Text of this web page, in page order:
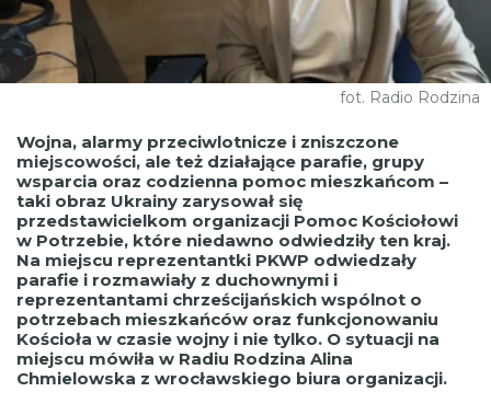
fot. Radio Rodzina
Wojna, alarmy przeciwlotnicze i zniszczone
miejscowości, ale też działające parafie, grupy
wsparcia oraz codzienna pomoc mieszkańcom –
taki obraz Ukrainy zarysował się
przedstawicielkom organizacji Pomoc Kościołowi
w Potrzebie, które niedawno odwiedziły ten kraj.
Na miejscu reprezentantki PKWP odwiedzały
parafie i rozmawiały z duchownymi i
reprezentantami chrześcijańskich wspólnot o
potrzebach mieszkańców oraz funkcjonowaniu
Kościoła w czasie wojny i nie tylko. O sytuacji na
miejscu mówiła w Radiu Rodzina Alina
Chmielowska z wrocławskiego biura organizacji.